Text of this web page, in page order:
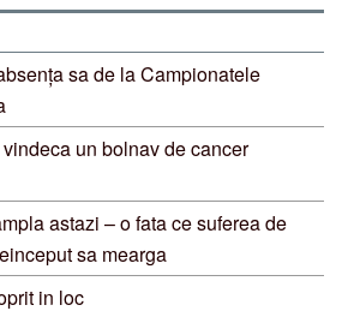
sa de la Campionatele
un bolnav de cancer
astazi – o fata ce suferea de
sa mearga
in loc